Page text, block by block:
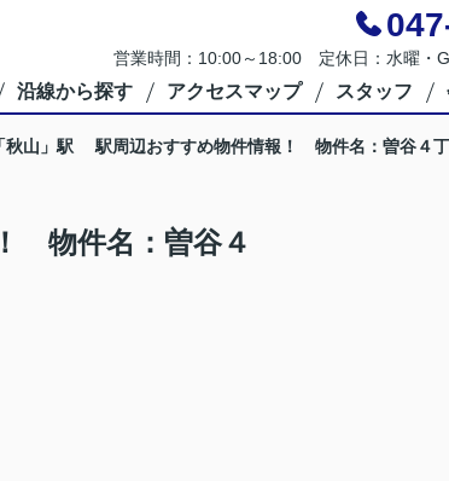
営業時間：10:00～18:00 定休日：水曜・
沿線から探す アクセスマップ スタッフ
秋山」駅 駅周辺おすすめ物件情報！ 物件名：曽谷４
物件名：曽谷４